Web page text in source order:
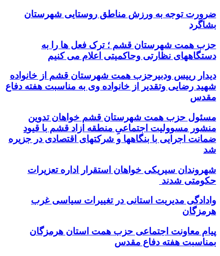
ضرورت توجه به ورزش مناطق روستایی شهرستان
بشاگرد
حزب همت شهرستان قشم ؛ ترک فعل ها را به
دستگاههای نظارتی وحاکمیتی اعلام می کنیم
دیدار رییس ودبیرحزب همت شهرستان قشم از خانواده
شهید رضایی وتقدیر از خانواده وی به مناسبت هفته دفاع
مقدس
مسئول حزب همت شهرستان قشم خواهان تدوین
منشور مسوولیت اجتماعیِ منطقه ازاد قشم با قیودِ
ضمانت اجرایی با بنگاهها و شرکتهای اقتصادی در جزیره
شد
شهروندان سیریکی خواهان استقرار اداره تعزیرات
حکومتی شدند
وادادگی مدیریت استانی در تغییرات سیاسی غرب
هرمزگان
پیام معاونت اجتماعی حزب همت استان هرمزگان
بمناسبت هفته دفاع مقدس